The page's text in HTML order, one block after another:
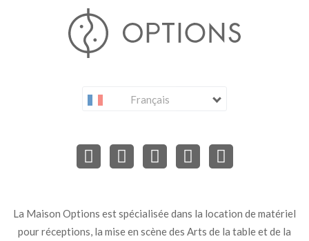
Français
La Maison Options est spécialisée dans la location de matériel
pour réceptions, la mise en scène des Arts de la table et de la